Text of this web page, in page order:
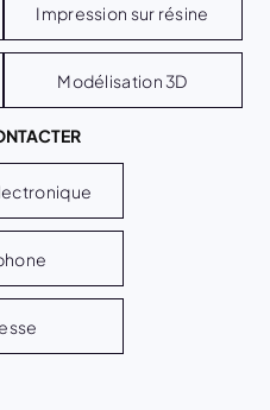
Impression sur résine
Modélisation 3D